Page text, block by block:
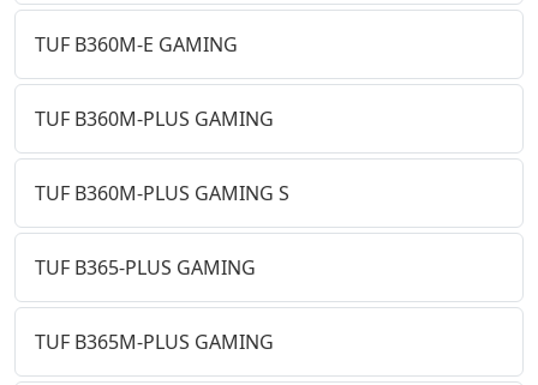
TUF B360M-E GAMING
TUF B360M-PLUS GAMING
TUF B360M-PLUS GAMING S
TUF B365-PLUS GAMING
TUF B365M-PLUS GAMING